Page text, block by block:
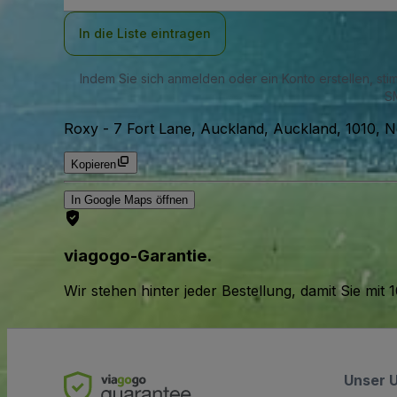
In die Liste eintragen
Indem Sie sich anmelden oder ein Konto erstellen,
Roxy - 7 Fort Lane, Auckland, Auckland, 1010,
Kopieren
In Google Maps öffnen
viagogo-Garantie.
Wir stehen hinter jeder Bestellung, damit Sie
Unser